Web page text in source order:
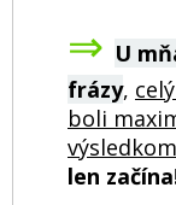
⇒ U
frázy,
boli
výsledkom
len